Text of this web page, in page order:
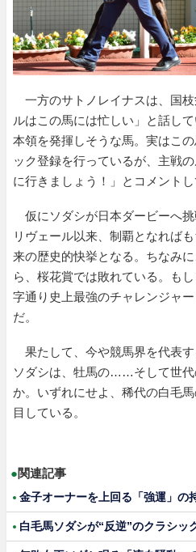
一方のサトノレイナスは、国
ルはこの馬には忙しい」と話し
本領を発揮しそうな馬。実はこ
ック登録を行っているが、主戦
に行きましょう！」とコメントし
仮にソダシが日本ダービーへ
リヴェール以来、制覇となれば
来の歴史的快挙となる。ちなみ
ら、桜花賞では敗れている。も
字通り史上最強のチャレンジャ
だ。
果たして、今や競馬界を代表
ソダシは、牡馬の……そして世代
か。いずれにせよ、稀代の白毛
目している。
●関連記事
金子オーナーを上回る「強運」の
白毛馬ソダシが“反逆”のクラシッ